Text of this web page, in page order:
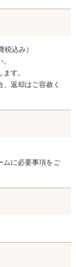
込み）
す。
返却はご容赦く
ムに必要事項をご